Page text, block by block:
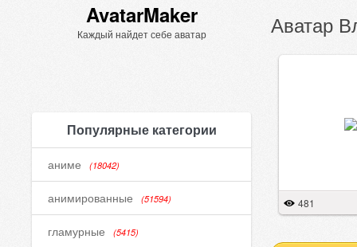
AvatarMaker
Каждый найдет себе аватар
Популярные категории
аниме (18042)
анимированные (51594)
гламурные (5415)
Аватар
481